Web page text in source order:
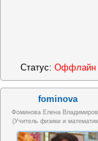
Статус: Оффлайн
fominova
Фоминова Елена
(учитель физики и